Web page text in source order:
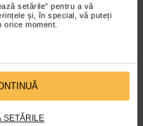
setările” pentru a vă
și, în special, vă puteți
orice moment.
SETĂRILE